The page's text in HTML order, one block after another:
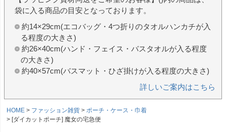
袋に入る商品の目安となっております。
約14×29cm(エコバッグ・4つ折りのタオルハンカチが入
る程度の大きさ)
約26×40cm(ハンド・フェイス・バスタオルが入る程度
の大きさ)
約40×57cm(バスマット・ひざ掛けが入る程度の大きさ)
詳しいご案内はこちら
HOME ファッション雑貨
ポーチ・ケース・巾着
[ダイカットポーチ] 魔女の宅急便